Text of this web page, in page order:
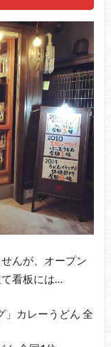
んが、オープン
看板には…
」カレーうどん 全